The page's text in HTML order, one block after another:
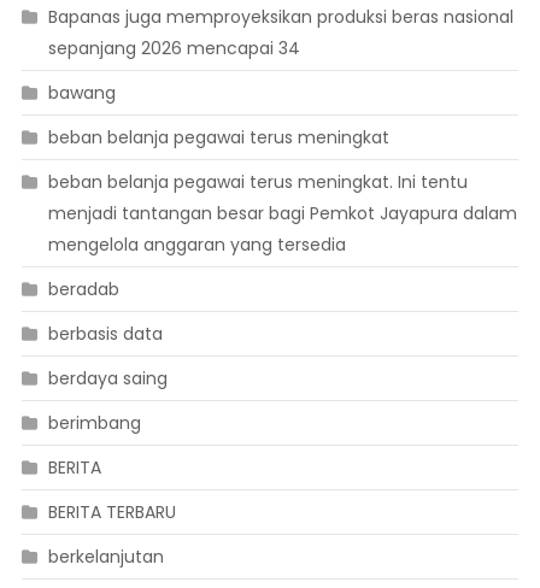
Bapanas juga memproyeksikan produksi beras nasional
sepanjang 2026 mencapai 34
bawang
beban belanja pegawai terus meningkat
beban belanja pegawai terus meningkat. Ini tentu
menjadi tantangan besar bagi Pemkot Jayapura dalam
mengelola anggaran yang tersedia
beradab
berbasis data
berdaya saing
berimbang
BERITA
BERITA TERBARU
berkelanjutan